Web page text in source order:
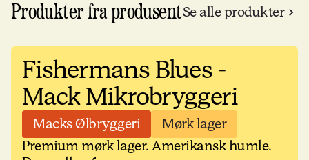
Produkter fra produsentSe alle produkter
Fishermans Blues -
Mack Mikrobryggeri
Macks Ølbryggeri
Mørk lager
Premium mørk lager. Amerikansk humle.